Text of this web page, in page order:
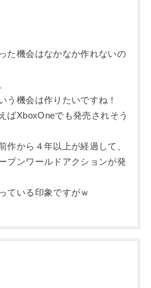
た機会はなかなか作れないの
う機会は作りたいですね！
ばXboxOneでも発売されそう
作から４年以上が経過して、
プンワールドアクションが発
ている印象ですがｗ